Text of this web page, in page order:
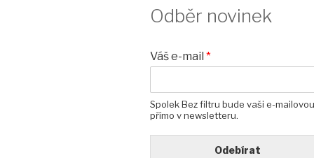
Odběr novinek
Váš e-mail *
Spolek Bez filtru bude vaši e-
přímo v newsletteru.
Odebírat